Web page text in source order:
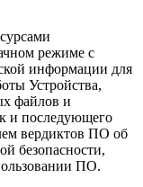
режиме с
информации для
Устройства,
файлов и
и последующего
вердиктов ПО об
безопасности,
ПО.